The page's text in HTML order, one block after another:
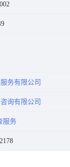
务有限公司
询有限公司
服务